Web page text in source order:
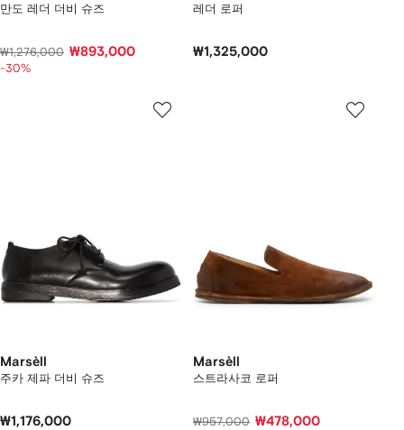
만도 레더 더비 슈즈
₩1,276,000 ₩893,000
-30%
레더 로퍼
₩1,325,000
Marsèll
주카 제파 더비 슈즈
₩1,176,000
Marsèll
스트라사코 로퍼
₩957,000 ₩478,000